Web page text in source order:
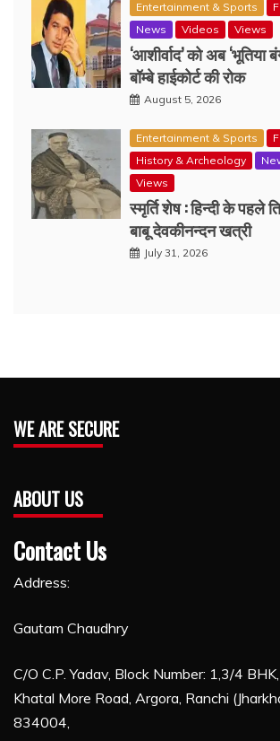
Entertainment & Sports
News
Videos Views
‘आशीर्वाद’ को अब ‘भूतिया
बॉम्बे हाईकोर्ट की रोक
August 5, 2026
Entertainment & Sports
History & Archeology
Views
स्मृर्ति शेष : हिन्दी के पहले
बाबू देवकीनन्दन खत्री
July 31, 2026
WE ARE SECURE
ABOUT US
Contact Us
Address:
Gautam Chaudhry
C/O C.P. Yadav, Block Number: 1,3/4
Khatal More Road, Argora, Ranchi
834004,